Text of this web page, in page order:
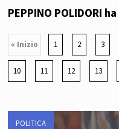
PEPPINO POLIDORI
« Inizio 1 2 3
10 11 12 13
POLITICA